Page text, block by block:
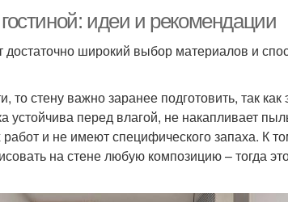
идеи и рекомендации
достаточно широкий выбор материалов и
то стену важно заранее подготовить, так как
устойчива перед влагой, не накапливает
и не имеют специфического запаха. К
на стене любую композицию – тогда